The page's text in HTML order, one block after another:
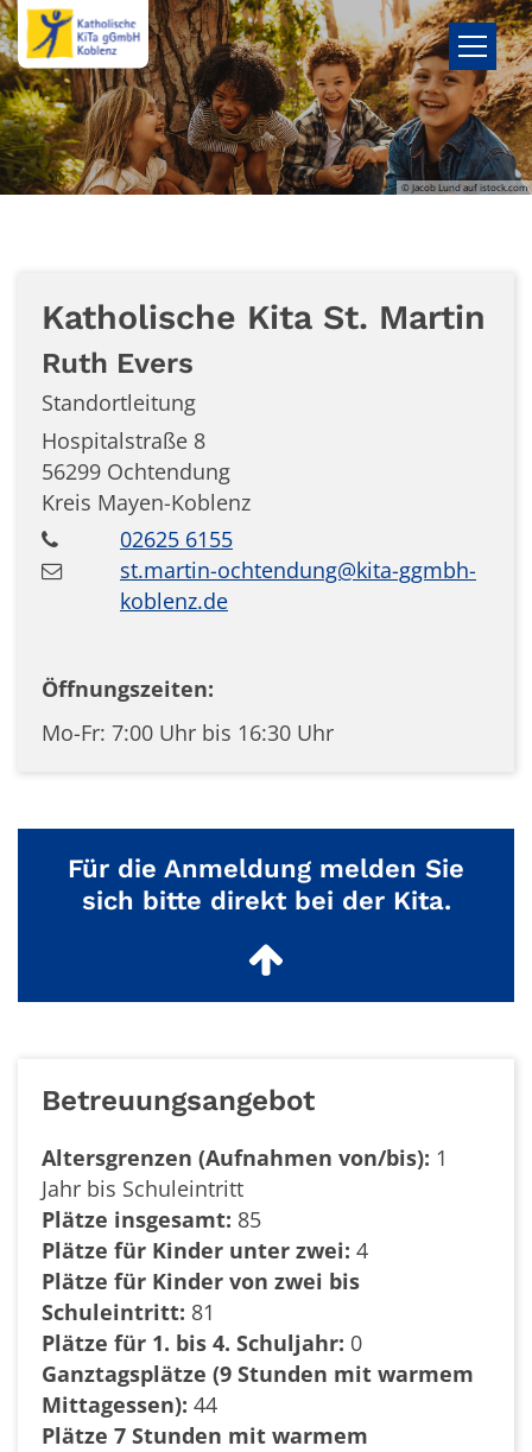
Zum Inhalt springen
© Jacob Lund auf istock.com
Katholische Kita St. Martin
Ruth Evers
Standortleitung
Hospitalstraße 8
56299 Ochtendung
Kreis Mayen-Koblenz
02625 6155
st.martin-ochtendung@kita-ggmbh-
koblenz.de
Öffnungszeiten:
Mo-Fr: 7:00 Uhr bis 16:30 Uhr
Für die Anmeldung melden Sie
sich bitte direkt bei der Kita.
Betreuungsangebot
Altersgrenzen (Aufnahmen von/bis): 1
Jahr bis Schuleintritt
Plätze insgesamt: 85
Plätze für Kinder unter zwei: 4
Plätze für Kinder von zwei bis
Schuleintritt: 81
Plätze für 1. bis 4. Schuljahr: 0
Ganztagsplätze (9 Stunden mit warmem
Mittagessen): 44
Plätze 7 Stunden mit warmem